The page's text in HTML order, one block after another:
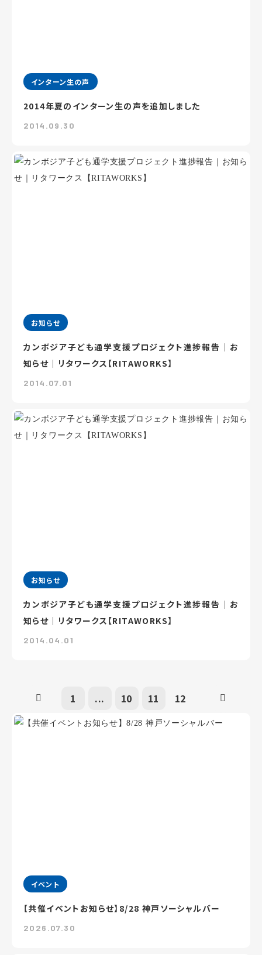
インターン生の声
2014年夏のインターン生の声を追加しました
2014.09.30
お知らせ
カンボジア子ども通学支援プロジェクト進捗報告｜お
知らせ｜リタワークス【RITAWORKS】
2014.07.01
お知らせ
カンボジア子ども通学支援プロジェクト進捗報告｜お
知らせ｜リタワークス【RITAWORKS】
2014.04.01
1 ... 10 11 12
イベント
【共催イベントお知らせ】8/28 神戸ソーシャルバー
2026.07.30